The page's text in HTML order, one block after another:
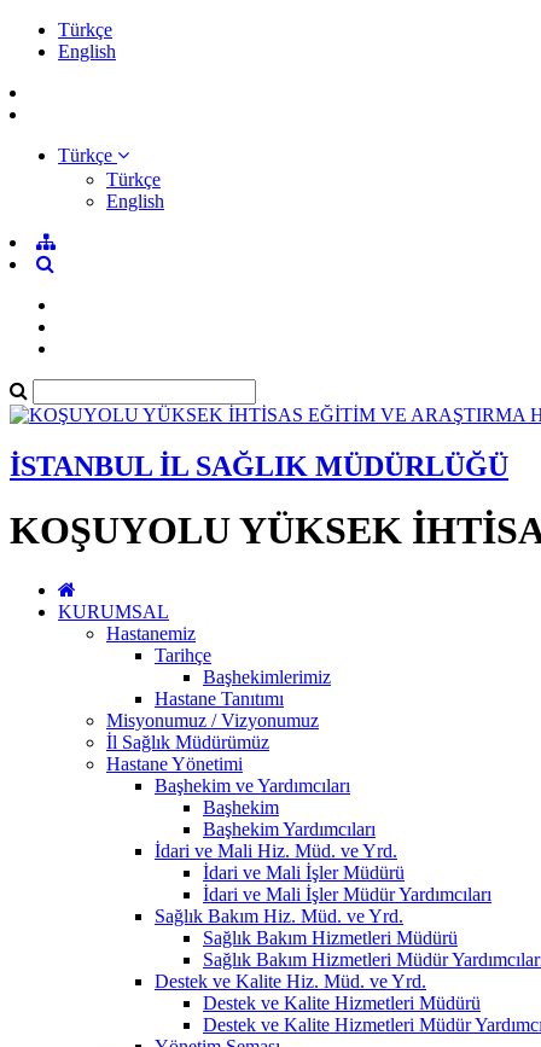
Türkçe
English
Türkçe
Türkçe
English
İSTANBUL İL SAĞLIK MÜDÜRLÜĞÜ
KOŞUYOLU YÜKSEK
KURUMSAL
Hastanemiz
Tarihçe
Başhekimlerimiz
Hastane Tanıtımı
Misyonumuz / Vizyonumuz
İl Sağlık Müdürümüz
Hastane Yönetimi
Başhekim ve Yardımcıları
Başhekim
Başhekim Yardımcıları
İdari ve Mali Hiz. Müd. ve Yrd.
İdari ve Mali İşler Müdürü
İdari ve Mali İşler Müdür Yardımcıları
Sağlık Bakım Hiz. Müd. ve Yrd.
Sağlık Bakım Hizmetleri Müdürü
Sağlık Bakım Hizmetleri Müdür
Destek ve Kalite Hiz. Müd. ve Yrd.
Destek ve Kalite Hizmetleri Müdürü
Destek ve Kalite Hizmetleri Müdür